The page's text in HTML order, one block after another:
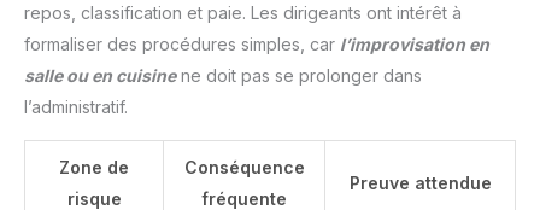
repos, classification et paie. Les dirigeants ont intérêt à
formaliser des procédures simples, car l’improvisation en
salle ou en cuisinene doit pas se prolonger dans
l’administratif.
Zone de
risque
Conséquence
fréquente
Preuve attendue